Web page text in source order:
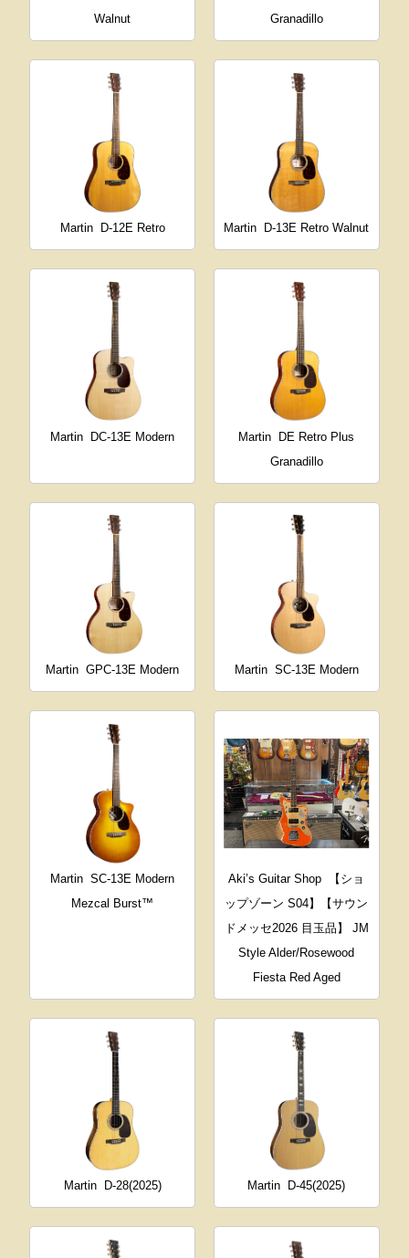
Walnut
Granadillo
Martin D-12E Retro Martin D-13E Retro Walnut
Martin DC-13E Modern Martin DE Retro Plus
Granadillo
Martin GPC-13E Modern Martin SC-13E Modern
Martin SC-13E Modern
Mezcal Burst™
Aki’s Guitar Shop
【ショ
ップゾーン S04】【サウン
ドメッセ2026 目玉品】 JM
Style Alder/Rosewood
Fiesta Red Aged
Martin D-28(2025) Martin D-45(2025)